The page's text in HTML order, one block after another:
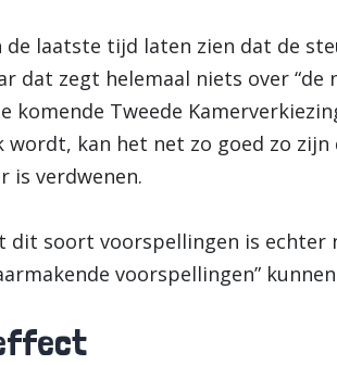
de laatste tijd laten zien dat de
dat zegt helemaal niets over
komende Tweede
kan het net zo goed zo
is verdwenen.
soort voorspellingen is echter
voorspellingen”